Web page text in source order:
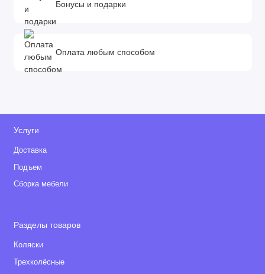
Бонусы и подарки
Оплата любым способом
Услуги
Доставка
Подъем
Сборка мебели
Разделы товаров
Коляски
Трехколёсные